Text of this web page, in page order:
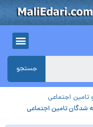
جستجو
تامین اجتماعی
شدگان تامین اجتماعی